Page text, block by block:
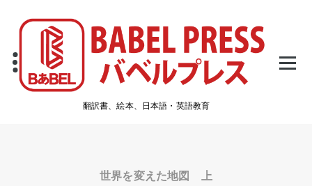
翻訳書、絵本、日本語・英語教育
世界を変えた地図 上